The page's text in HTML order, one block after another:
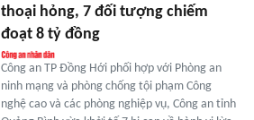
thoại hỏng, 7 đối tượng chiếm
đoạt 8 tỷ đồng
Công an TP Đồng Hới phối hợp với Phòng an
ninh mạng và phòng chống tội phạm Công
nghệ cao và các phòng nghiệp vụ, Công an tỉnh